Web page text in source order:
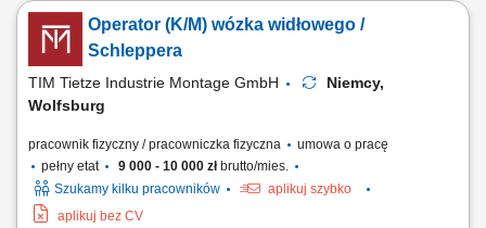
produkcyjnymi, obsługa sprzętu transportowego na terenie hali,
wspieranie procesów logistycznych i produkcyjnych, kontrola
terminowości dostaw komponentów na linię, utrzymywanie porządku i
bezpieczeństwa w miejscu pracy.
Operator (K/M) wózka widłowego /
Schleppera
TIM Tietze Industrie Montage GmbH
Niemcy,
Wolfsburg
pracownik fizyczny / pracowniczka fizyczna
umowa o pracę
pełny etat
9 000 - 10 000 złbrutto/mies.
Szukamy kilku pracowników
aplikuj szybko
aplikuj bez CV